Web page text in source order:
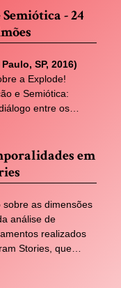
- 24
SP, 2016)
a Explode!
e Semiótica:
entre os…
em
as dimensões
análise de
realizados
Stories, que…